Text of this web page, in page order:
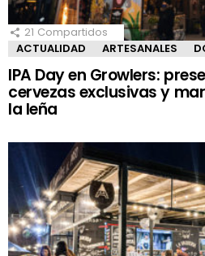
21 Compartidos
ACTUALIDAD
ARTESANALES
IPA Day en Growlers:
cervezas exclusivas y
la leña